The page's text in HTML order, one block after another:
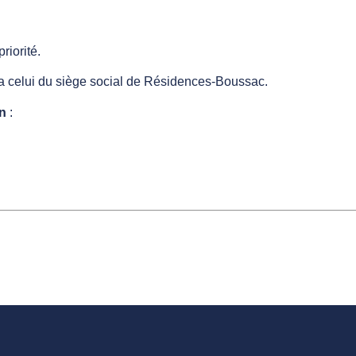
celui du siège social de Résidences-Boussac.
: